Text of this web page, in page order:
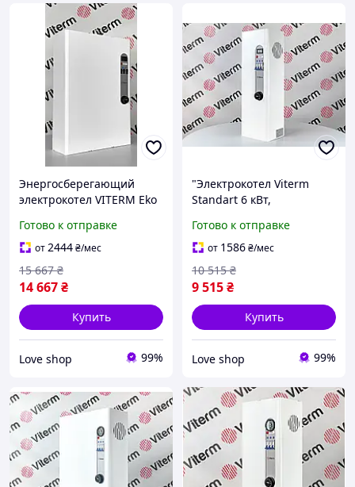
Энергосберегающий
электрокотел VITERM Eko
котел для отопления
дома, экономичный
отопитель
Готово к отправке
от2444₴/мес
14 667₴
15 667 ₴
Купить
Love shop 99%
"Электрокотел Viterm
Standart 6 кВт,
водонагреватель, котел
для отопления дома"
Готово к отправке
от 1586₴/мес
9 515₴
10 515 ₴
Купить
Love shop 99%